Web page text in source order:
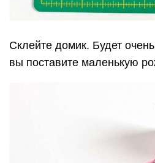
Склейте домик. Будет
вы поставите маленькую